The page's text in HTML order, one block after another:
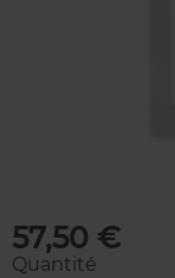
57,50 €
Quantité